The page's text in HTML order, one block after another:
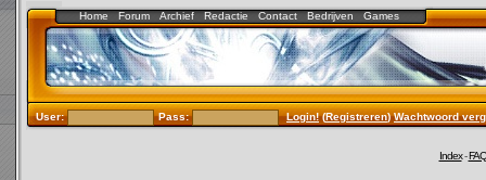
Home Forum Archief Redactie Contact Bedrijven Games
User: Pass: Login!(Registreren)Wachtwoord
Index-FAQ